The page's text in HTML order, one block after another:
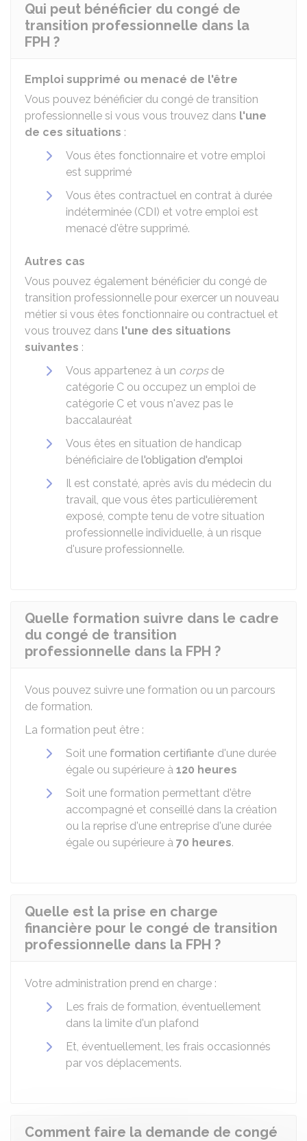
Qui peut bénéficier du congé de
transition professionnelle dans la
FPH ?
Emploi supprimé ou menacé de l'être
Vous pouvez bénéficier du congé de transition
professionnelle si vous vous trouvez dans l'une
de ces situations :
Vous êtes fonctionnaire et votre emploi
est supprimé
Vous êtes contractuel en contrat à durée
indéterminée (CDI) et votre emploi est
menacé d'être supprimé.
Autres cas
Vous pouvez également bénéficier du congé de
transition professionnelle pour exercer un nouveau
métier si vous êtes fonctionnaire ou contractuel et
vous trouvez dans l'une des situations
suivantes :
Vous appartenez à un corpsde
catégorie C ou occupez un emploi de
catégorie C et vous n'avez pas le
baccalauréat
Vous êtes en situation de handicap
bénéficiaire de l'obligation d'emploi
Il est constaté, après avis du médecin du
travail, que vous êtes particulièrement
exposé, compte tenu de votre situation
professionnelle individuelle, à un risque
d'usure professionnelle.
Quelle formation suivre dans le cadre
du congé de transition
professionnelle dans la FPH ?
Vous pouvez suivre une formation ou un parcours
de formation.
La formation peut être :
Soit une formation certifiante d'une durée
égale ou supérieure à 120 heures
Soit une formation permettant d'être
accompagné et conseillé dans la création
ou la reprise d'une entreprise d'une durée
égale ou supérieure à 70 heures.
Quelle est la prise en charge
financière pour le congé de transition
professionnelle dans la FPH ?
Votre administration prend en charge :
Les frais de formation, éventuellement
dans la limite d'un plafond
Et, éventuellement, les frais occasionnés
par vos déplacements.
Comment faire la demande de congé